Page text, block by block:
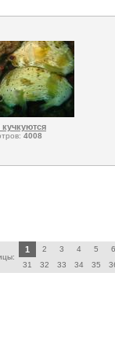
4008
1 2 3 4 5
6
31
32 33 34 35